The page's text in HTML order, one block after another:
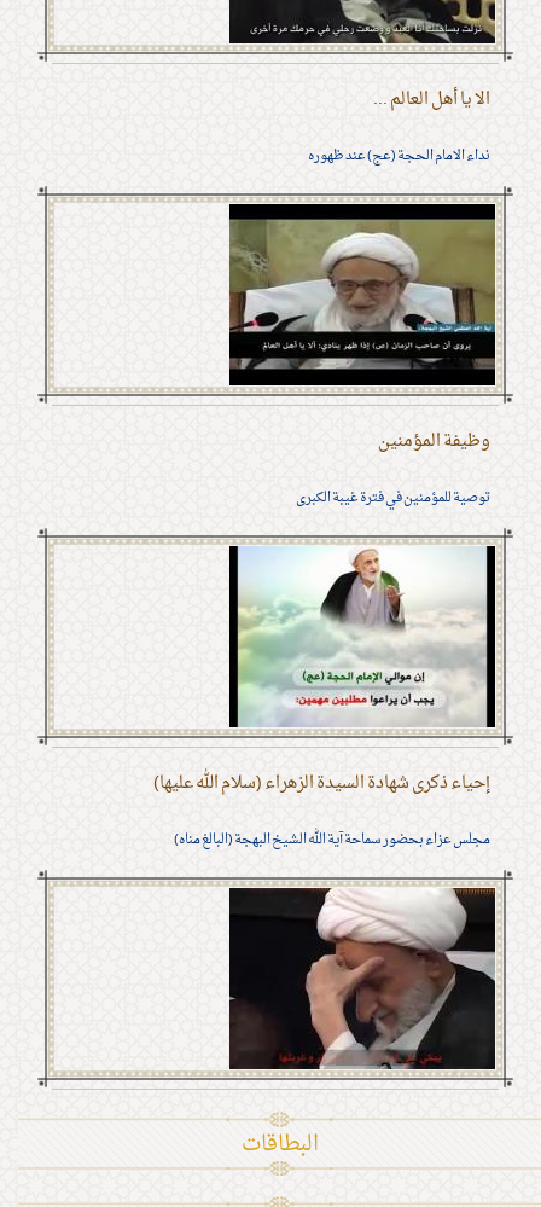
الا يا أهل العالم ...
نداء الامام الحجة (عج) عند ظهوره
وظيفة المؤمنين
توصية للمؤمنين في فترة غيبة الكبرى
إحياء ذكرى شهادة السيدة الزهراء (سلام الله عليها)
مجلس عزاء بحضور سماحة آية الله الشيخ البهجة (البالغ مناه)
البطاقات